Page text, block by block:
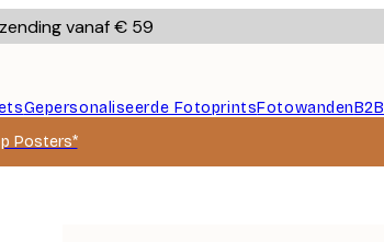
vanaf € 59
Gepersonaliseerde FotoprintsFotowandenB2B
Posters*